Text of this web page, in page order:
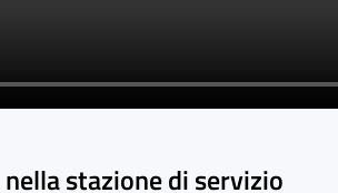
stazione di servizio